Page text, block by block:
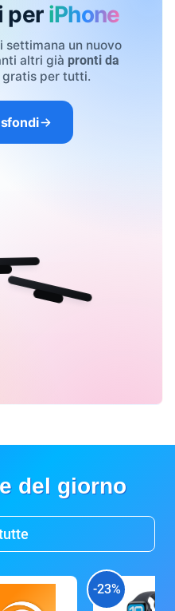
per iPhone
settimana un nuovo
altri già pronti da
gratis per tutti.
del giorno
-23%